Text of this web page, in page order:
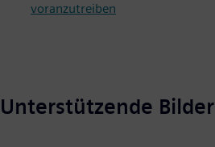
voranzutreiben
Unterstützende Bilder